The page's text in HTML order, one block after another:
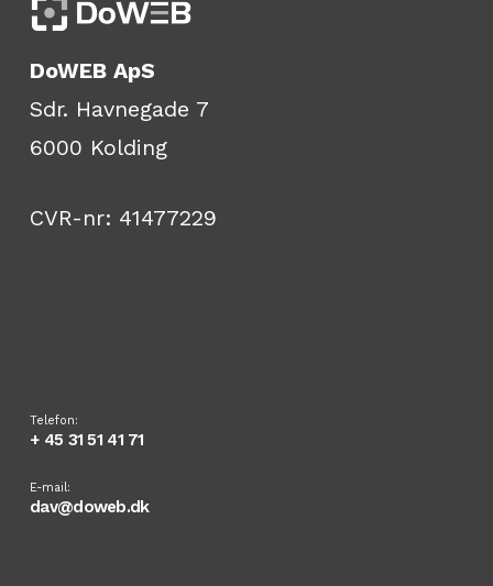
DoWEB ApS
Sdr. Havnegade 7
6000 Kolding
CVR-nr: 41477229
Telefon:
+ 45 31 51 41 71
E-mail:
dav@doweb.dk